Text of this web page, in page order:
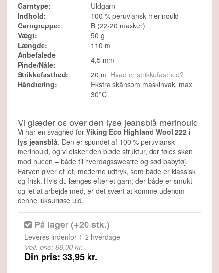
Garntype:
Uldgarn
Indhold:
100 % peruviansk merinould
Garngruppe:
B (22-20 masker)
Vægt:
50 g
Længde:
110 m
Anbefalede
Pinde/Nåle:
4,5 mm
Strikkefasthed:
20 m Hvad er strikkefasthed?
Håndtering:
Ekstra skånsom maskinvak, max
30°C
Vi glæder os over den lyse jeansblå merinould
Vi har en svaghed for Viking Eco Highland Wool 222 i
lys jeansblå. Den er spundet af 100 % peruviansk
merinould, og vi elsker den bløde struktur, der føles skøn
mod huden – både til hverdagssweatre og sød babytøj.
Farven giver et let, moderne udtryk, som både er klassisk
og frisk. Hvis du længes efter et garn, der både er smukt
og let at arbejde med, er det svært at komme udenom
denne luksuriøse uld.
På lager (+20 stk.)
Leveres indenfor 1-2 hverdage
Vejl. pris: 59,00 kr.
Din pris: 33,95 kr.